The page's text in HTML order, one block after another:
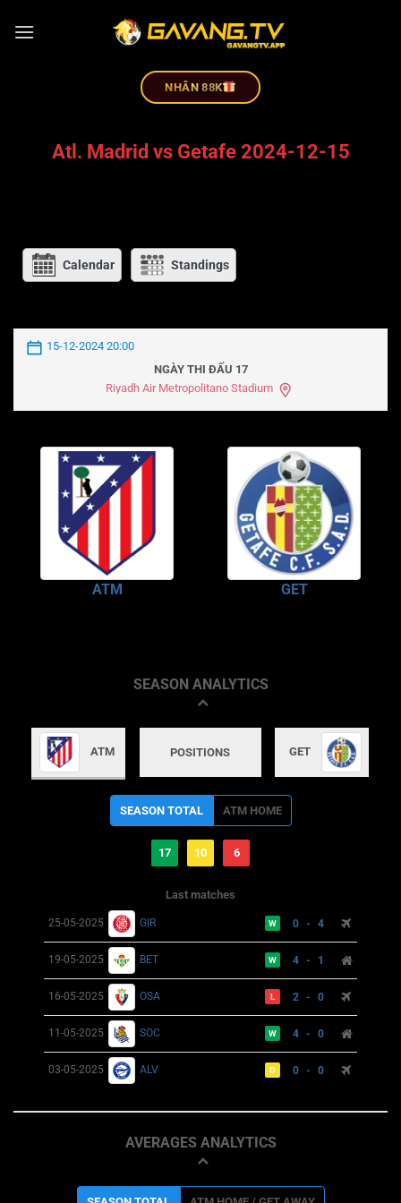
NHÂN 88K
Atl. Madrid vs Getafe 2024-12-15
Calendar Standings
15-12-2024 20:00
NGÀY THI ĐẤU 17
Riyadh Air Metropolitano Stadium
ATM GET
SEASON ANALYTICS
ATM POSITIONS GET
SEASON TOTAL ATM HOME
17 10 6
Last matches
25-05-2025 GIR W 0 - 4
19-05-2025 BET W 4 - 1
16-05-2025 OSA L 2 - 0
11-05-2025 SOC W 4 - 0
03-05-2025 ALV D 0 - 0
AVERAGES ANALYTICS